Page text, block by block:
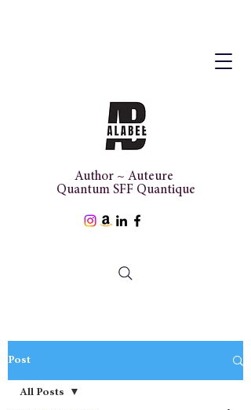
Author ~ Auteure
Quantum SFF Quantique
Post
All Posts